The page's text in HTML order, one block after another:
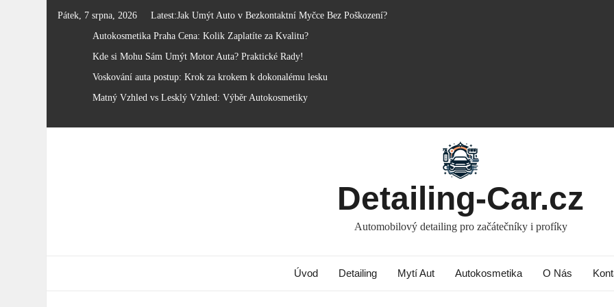
Pátek, 7 srpna, 2026 Latest:Jak Umýt Auto v Bezkontaktní Myčce Bez Poškození?
Autokosmetika Praha Cena: Kolik Zaplatíte za Kvalitu?
Kde si Mohu Sám Umýt Motor Auta? Praktické Rady!
Voskování auta postup: Krok za krokem k dokonalému lesku
Matný Vzhled vs Lesklý Vzhled: Výběr Autokosmetiky
Detailing-Car.cz
Automobilový detailing pro začátečníky i profíky
Úvod Detailing Mytí Aut Autokosmetika O Nás